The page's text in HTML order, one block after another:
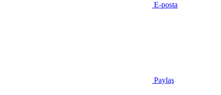
E-posta
Paylaş